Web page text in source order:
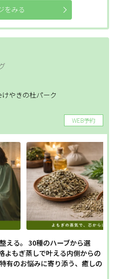
をみる
WEB予約
やきの杜パーク
える。 30種のハーブから選
よもぎ蒸しで叶える内側からの
有のお悩みに寄り添う、癒しの